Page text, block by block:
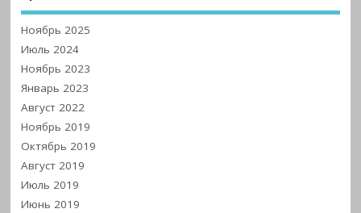
Ноябрь 2025
Июль 2024
Ноябрь 2023
Январь 2023
Август 2022
Ноябрь 2019
Октябрь 2019
Август 2019
Июль 2019
Июнь 2019